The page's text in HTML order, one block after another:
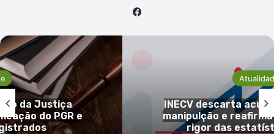
da Justiça
do PGR e
INECV descarta
manipulção e
rigor das